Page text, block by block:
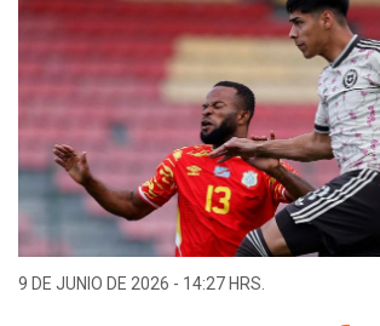
9 DE JUNIO DE 2026 - 14:27 HRS.